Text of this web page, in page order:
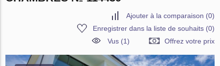
Ajouter à la comparaison (0)
Enregistrer dans la liste de souhaits(0)
Vus (1)
Offrez votre prix